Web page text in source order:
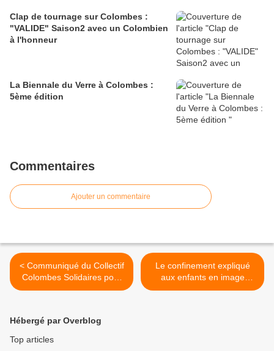
Clap de tournage sur Colombes :
"VALIDE" Saison2 avec un Colombien
à l'honneur
La Biennale du Verre à Colombes :
5ème édition
Commentaires
Ajouter un commentaire
< Communiqué du Collectif
Colombes Solidaires pour
les familles en difficultés
Le confinement expliqué
aux enfants en image
#PourColombesSolidaires >
Hébergé par Overblog
Top articles